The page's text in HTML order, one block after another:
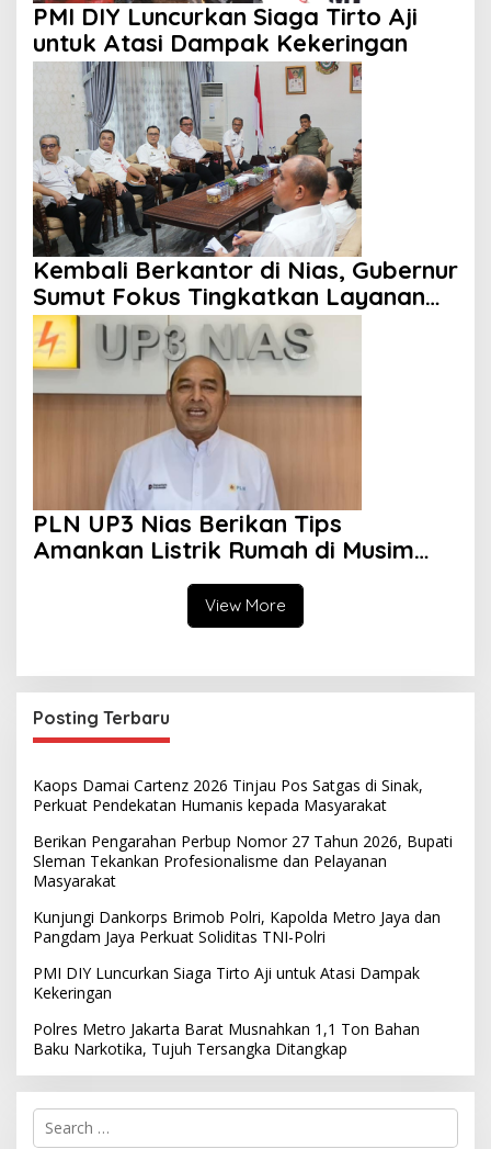
PMI DIY Luncurkan Siaga Tirto Aji
untuk Atasi Dampak Kekeringan
Kembali Berkantor di Nias, Gubernur
Sumut Fokus Tingkatkan Layanan
Kesehatan
PLN UP3 Nias Berikan Tips
Amankan Listrik Rumah di Musim
View More
Posting Terbaru
Kaops Damai Cartenz 2026 Tinjau Pos Satgas di Sinak,
Perkuat Pendekatan Humanis kepada Masyarakat
Berikan Pengarahan Perbup Nomor 27 Tahun 2026, Bupati
Sleman Tekankan Profesionalisme dan Pelayanan
Masyarakat
Kunjungi Dankorps Brimob Polri, Kapolda Metro Jaya dan
Pangdam Jaya Perkuat Soliditas TNI-Polri
PMI DIY Luncurkan Siaga Tirto Aji untuk Atasi Dampak
Kekeringan
Polres Metro Jakarta Barat Musnahkan 1,1 Ton Bahan
Baku Narkotika, Tujuh Tersangka Ditangkap
S